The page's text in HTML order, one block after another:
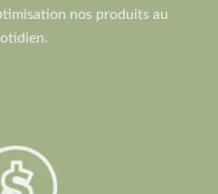
nos produits au